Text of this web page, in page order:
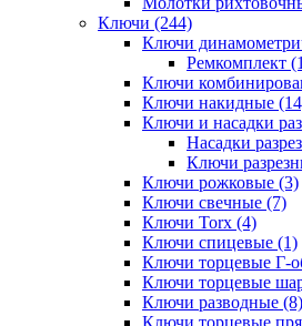
Ключи (244)
Ключи
Ремкомплект
Ключи
Ключи накидные
Ключи и насадки
Насадки
Ключи
Ключи рожковые (3)
Ключи свечные (7)
Ключи Torx (4)
Ключи спицевые (1)
Ключи торцевые Г-
Ключи торцевые
Ключи разводные (8)
Ключи торцевые